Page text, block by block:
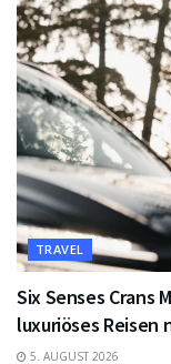
TRAVEL
Six Senses Crans
luxuriöses Reisen
5. AUGUST 2026